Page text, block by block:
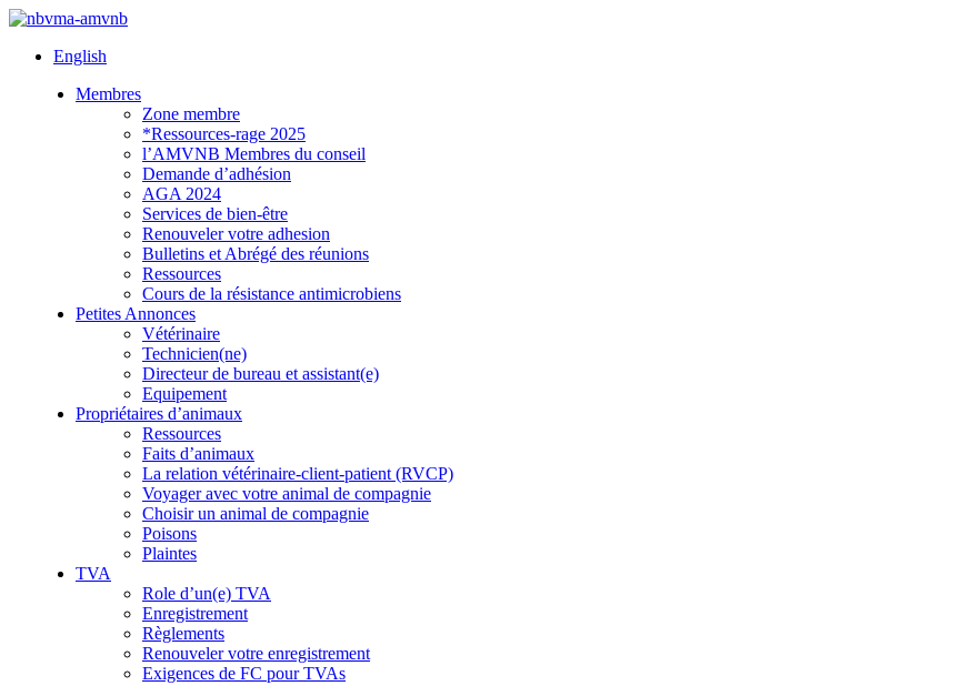
English
Membres
Zone membre
*Ressources-rage 2025
l’AMVNB Membres du conseil
Demande d’adhésion
AGA 2024
Services de bien-être
Renouveler votre adhesion
Bulletins et Abrégé des réunions
Ressources
Cours de la résistance antimicrobiens
Petites Annonces
Vétérinaire
Technicien(ne)
Directeur de bureau et assistant(e)
Equipement
Propriétaires d’animaux
Ressources
Faits d’animaux
La relation vétérinaire-client-patient (RVCP)
Voyager avec votre animal de compagnie
Choisir un animal de compagnie
Poisons
Plaintes
TVA
Role d’un(e) TVA
Enregistrement
Règlements
Renouveler votre enregistrement
Exigences de FC pour TVAs